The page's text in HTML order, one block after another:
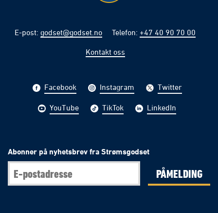
E-post: godset@godset.no Telefon: +47 40 90 70 00
Kontakt oss
Facebook Instagram Twitter
YouTube TikTok LinkedIn
Abonner på nyhetsbrev fra Strømsgodset
PÅMELDING